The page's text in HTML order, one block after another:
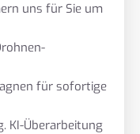
uns für Sie um
für sofortige
KI-Überarbeitung